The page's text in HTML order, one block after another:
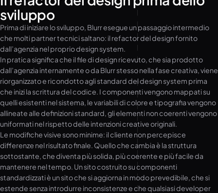
sviluppo
Prima di iniziare lo sviluppo, Blurr esegue un passaggio intermedio
che molti partner tecnici saltano: il refactor del design fornito
dall’agenzia nel proprio design system.
In pratica significa che il file di design ricevuto, che sia prodotto
dall’agenzia internamente o da Blurr stesso nella fase creativa, viene
riorganizzato e ricondotto agli standard del design system prima
che inizi la scrittura del codice. I componenti vengono mappati su
quelli esistenti nel sistema, le variabili di colore e tipografia vengono
allineate alle definizioni standard, gli elementi non coerenti vengono
uniformati nel rispetto delle intenzioni creative originali.
Le modifiche visive sono minime: il cliente non percepisce
differenze nel risultato finale. Quello che cambia è la struttura
sottostante, che diventa più solida, più coerente e più facile da
mantenere nel tempo. Un sito costruito su componenti
standardizzati è un sito che si aggiorna in modo prevedibile, che si
estende senza introdurre inconsistenze e che qualsiasi developer